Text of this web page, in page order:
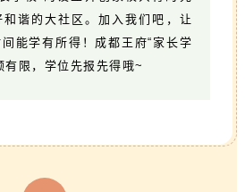
谐的大社区。加入我们吧，让
能学有所得！成都王府“家长学
有限，学位先报先得哦~